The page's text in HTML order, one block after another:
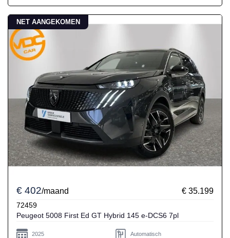
NET AANGEKOMEN
€ 402/maand € 35.199
72459
Peugeot 5008 First Ed GT Hybrid 145 e-DCS6 7pl
2025 Automatisch